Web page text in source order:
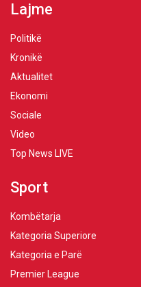
Lajme
Politikë
Kronikë
Aktualitet
Ekonomi
Sociale
Video
Top News LIVE
Sport
Kombëtarja
Kategoria Superiore
Kategoria e Parë
Premier League